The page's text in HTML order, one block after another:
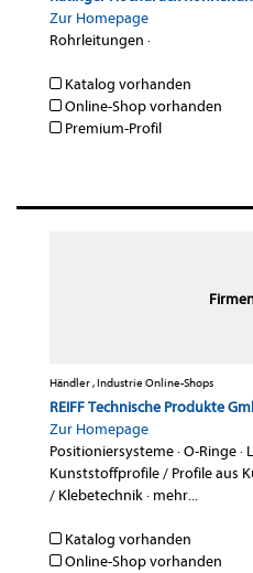
Zur Homepage
Rohrleitungen ·
Katalog vorhanden
Online-Shop vorhanden
Premium-Profil
Händler , Industrie Online-Shops
REIFF Technische Produkte
Zur Homepage
Positioniersysteme·O-Ringe·
Kunststoffprofile / Profile aus
/ Klebetechnik· mehr...
Katalog vorhanden
Online-Shop vorhanden